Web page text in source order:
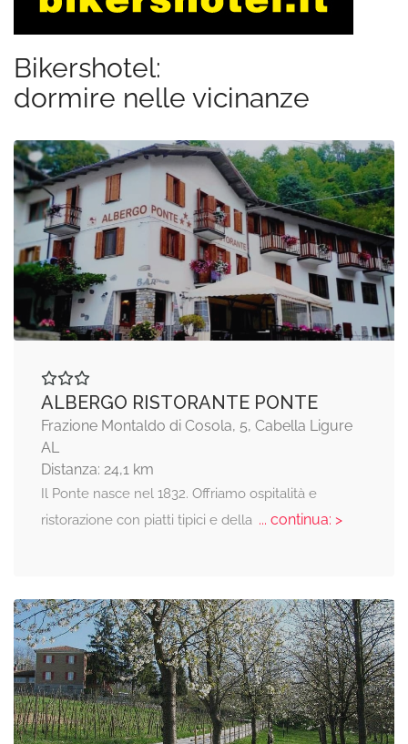
Bikershotel:
dormire nelle vicinanze
ALBERGO RISTORANTE PONTE
Frazione Montaldo di Cosola, 5, Cabella Ligure
AL
Distanza: 24,1 km
Il Ponte nasce nel 1832. Offriamo ospitalità e
ristorazione con piatti tipici e della... continua: >